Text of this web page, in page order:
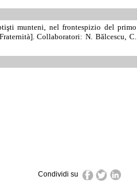
munteni, nel frontespizio del primo
Collaboratori: N. Bălcescu, C.
Condividi su